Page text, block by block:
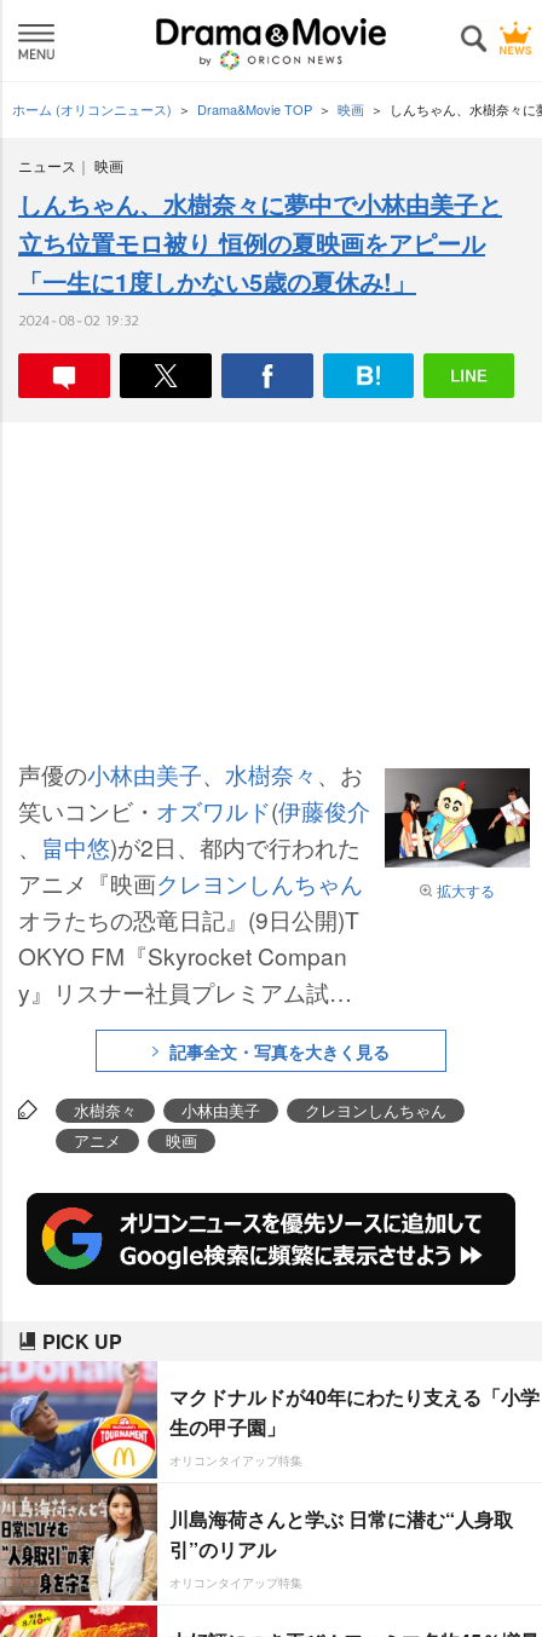
ホーム (オリコンニュース) Drama&Movie TOP 映画 しんちゃん、水樹奈々
ニュース 映画
しんちゃん、水樹奈々に夢中で小林由美子と
立ち位置モロ被り 恒例の夏映画をアピール
「一生に1度しかない5歳の夏休み!」
2024-08-02 19:32
拡大する
声優の小林由美子、 水樹奈々 、お
笑いコンビ・ オズワルド(伊藤俊介
、 畠中悠)が2日、都内で行われた
アニメ『映画クレヨンしんちゃん
オラたちの恐竜日記』(9日公開)T
OKYO FM『Skyrocket Compan
y』リスナー社員プレミアム試写
会に参加した。
記事全文・写真を大きく見る
水樹奈々 小林由美子
クレヨンしんちゃん
アニメ
映画
PICK UP
マクドナルドが40年にわたり支える「小学
生の甲子園」
オリコンタイアップ特集
川島海荷さんと学ぶ 日常に潜む“人身取
引”のリアル
オリコンタイアップ特集